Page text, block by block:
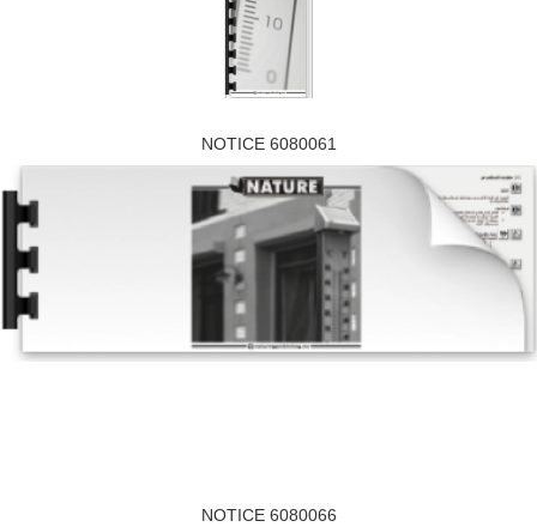
NOTICE 6080061
NOTICE 6080066